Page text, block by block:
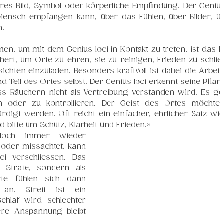
Bild, Symbol oder körperliche Empfindung. Der
empfangen kann, über das Fühlen, über Bilder,
um mit dem Genius loci in Kontakt zu treten, ist das
um Orte zu ehren, sie zu reinigen, Frieden zu
einzuladen. Besonders kraftvoll ist dabei die
Teil des Ortes selbst. Der Genius loci erkennt seine
Räuchern nicht als Vertreibung verstanden wird. Es
oder zu kontrollieren. Der Geist des Ortes möchte
werden. Oft reicht ein einfacher, ehrlicher Satz
bitte um Schutz, Klarheit und Frieden.»
immer wieder
missachtet, kann
verschliessen. Das
sondern als
fühlen sich dann
an, Streit ist ein
wird schlechter
Anspannung bleibt